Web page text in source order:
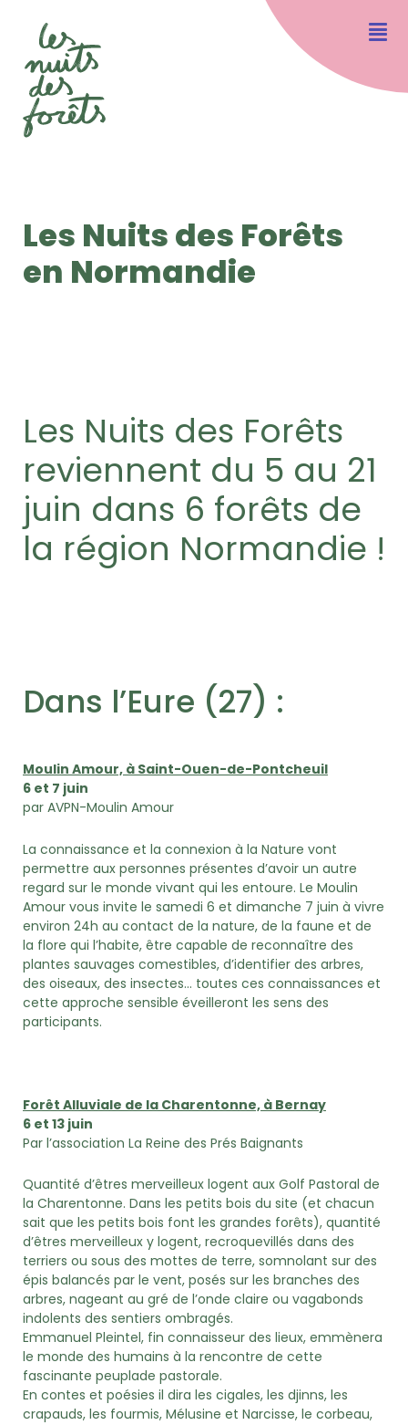
Les Nuits des Forêts
en Normandie
Les Nuits des Forêts
reviennent du 5 au 21
juin dans 6 forêts de
la région Normandie !
Dans l’Eure (27) :
Moulin Amour, à Saint-Ouen-de-Pontcheuil
6 et 7 juin
par AVPN-Moulin Amour
La connaissance et la connexion à la Nature vont
permettre aux personnes présentes d’avoir un autre
regard sur le monde vivant qui les entoure. Le Moulin
Amour vous invite le samedi 6 et dimanche 7 juin à vivre
environ 24h au contact de la nature, de la faune et de
la flore qui l’habite, être capable de reconnaître des
plantes sauvages comestibles, d’identifier des arbres,
des oiseaux, des insectes… toutes ces connaissances et
cette approche sensible éveilleront les sens des
participants.
Forêt Alluviale de la Charentonne, à Bernay
6 et 13 juin
Par l’association La Reine des Prés Baignants
Quantité d’êtres merveilleux logent aux Golf Pastoral de
la Charentonne. Dans les petits bois du site (et chacun
sait que les petits bois font les grandes forêts), quantité
d’êtres merveilleux y logent, recroquevillés dans des
terriers ou sous des mottes de terre, somnolant sur des
épis balancés par le vent, posés sur les branches des
arbres, nageant au gré de l’onde claire ou vagabonds
indolents des sentiers ombragés.
Emmanuel Pleintel, fin connaisseur des lieux, emmènera
le monde des humains à la rencontre de cette
fascinante peuplade pastorale.
En contes et poésies il dira les cigales, les djinns, les
crapauds, les fourmis, Mélusine et Narcisse, le corbeau,